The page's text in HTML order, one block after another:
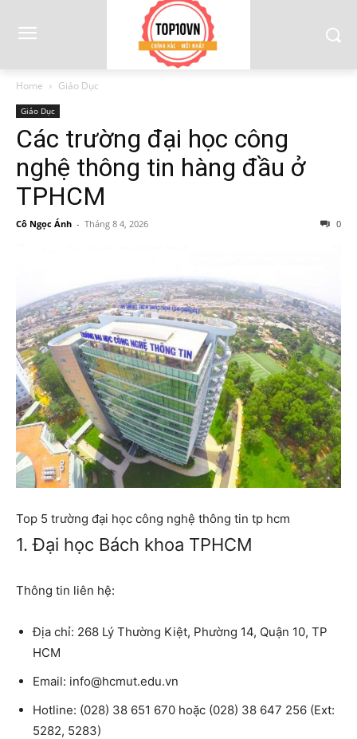
Home Giáo Dục
Giáo Dục
Các trường đại học công
nghệ thông tin hàng đầu ở
TPHCM
Cô Ngọc Ánh - Tháng 8 4, 2026 0
Top 5 trường đại học công nghệ thông tin tp hcm
1. Đại học Bách khoa TPHCM
Thông tin liên hệ:
Địa chỉ: 268 Lý Thường Kiệt, Phường 14, Quận 10, TP
HCM
Email: info@hcmut.edu.vn
Hotline: (028) 38 651 670 hoặc (028) 38 647 256 (Ext:
5282, 5283)